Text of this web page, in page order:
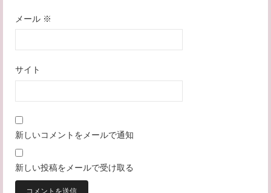
メール ※
サイト
新しいコメントをメールで通知
新しい投稿をメールで受け取る